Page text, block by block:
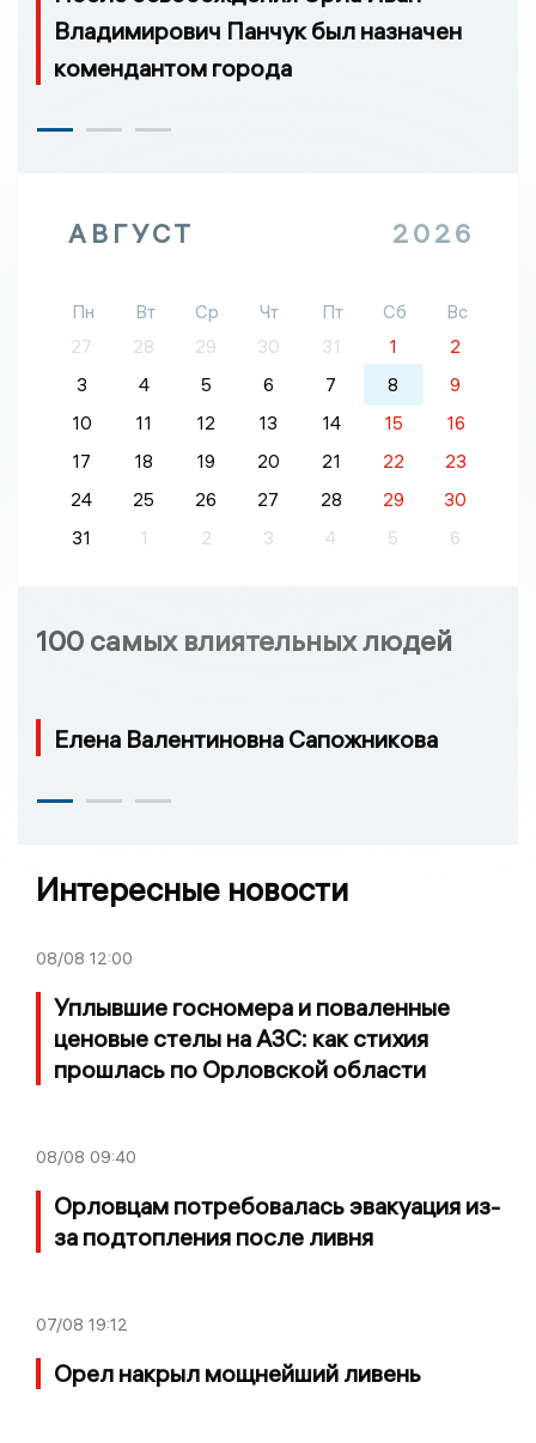
Владимирович Панчук был назначен
комендантом города
АВГУСТ 2026
Пн Вт Ср Чт Пт Сб
Вс
27
28 29 30 31 1
2
3
4 5 6 7 8
9
10
11 12 13 14 15
16
17
18 19 20 21 22
23
24
25 26 27 28 29
30
31
1 2 3 4 5 6
100 самых влиятельных людей
Елена Валентиновна Сапожникова
Интересные новости
08/08 12:00
Уплывшие госномера и поваленные
ценовые стелы на АЗС: как стихия
прошлась по Орловской области
08/08 09:40
Орловцам потребовалась эвакуация из-
за подтопления после ливня
07/08 19:12
Орел накрыл мощнейший ливень